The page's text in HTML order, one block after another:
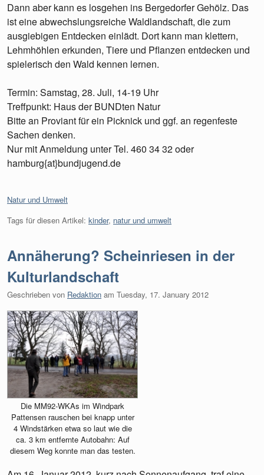
Dann aber kann es losgehen ins Bergedorfer Gehölz. Das
ist eine abwechslungsreiche Waldlandschaft, die zum
ausgiebigen Entdecken einlädt. Dort kann man klettern,
Lehmhöhlen erkunden, Tiere und Pflanzen entdecken und
spielerisch den Wald kennen lernen.
Termin: Samstag, 28. Juli, 14-19 Uhr
Treffpunkt: Haus der BUNDten Natur
Bitte an Proviant für ein Picknick und ggf. an regenfeste
Sachen denken.
Nur mit Anmeldung unter Tel. 460 34 32 oder
hamburg{at}bundjugend.de
Kategorien:
Natur und Umwelt
Tags für diesen Artikel: kinder, natur und umwelt
Annäherung? Scheinriesen in der
Kulturlandschaft
Geschrieben von Redaktion am Tuesday, 17. January 2012
Die MM92-WKAs im Windpark
Pattensen rauschen bei knapp unter
4 Windstärken etwa so laut wie die
ca. 3 km entfernte Autobahn: Auf
diesem Weg konnte man das testen.